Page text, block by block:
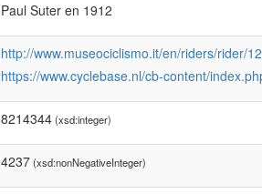
Paul Suter en 1912
http://www.museociclismo.it/en/riders/rider/
https://www.cyclebase.nl/cb-content/
8214344(xsd:integer)
4237(xsd:nonNegativeInteger)